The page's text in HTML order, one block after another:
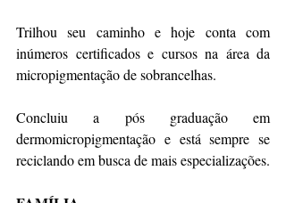
Trilhou seu caminho e hoje conta com
inúmeros certificados e cursos na área da
micropigmentação de sobrancelhas.
Concluiu a pós graduação em
dermomicropigmentação e está sempre se
reciclando em busca de mais especializações.